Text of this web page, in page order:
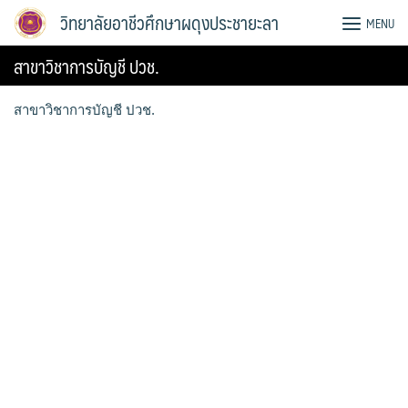
Skip
วิทยาลัยอาชีวศึกษาผดุงประชายะลา MENU
สาขาวิชาการบัญชี ปวช.
สาขาวิชาการบัญชี ปวช.